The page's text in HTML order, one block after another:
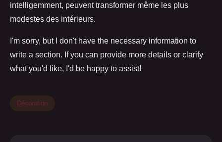
intelligemment, peuvent transformer même les plus
modestes des intérieurs.
I'm sorry, but I don't have the necessary information to
write a section. If you can provide more details or clarify
what you'd like, I'd be happy to assist!
Décoration